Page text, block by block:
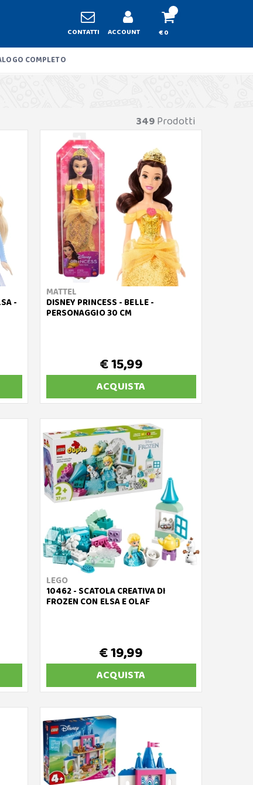
CONTATTI ACCOUNT € 0
COMPLETO
349Prodotti
-
MATTEL
DISNEY PRINCESS - BELLE -
PERSONAGGIO 30 CM
€ 15,99
ACQUISTA
LEGO
10462 - SCATOLA CREATIVA DI
FROZEN CON ELSA E OLAF
€ 19,99
ACQUISTA